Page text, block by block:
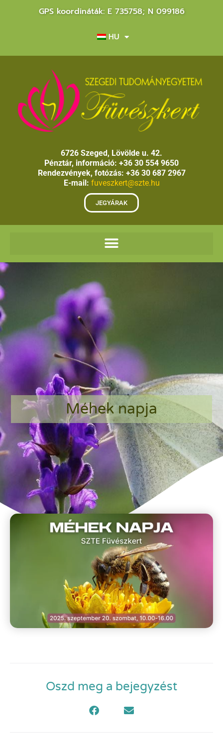
GPS koordináták: E 735758; N 099186
HU
6726 Szeged, Lövölde u. 42.
Pénztár, információ: +36 30 554 9650
Rendezvények, fotózás: +36 30 687 2967
E-mail: fuveszkert@szte.hu
JEGYÁRAK
Méhek napja
Oszd meg a bejegyzést